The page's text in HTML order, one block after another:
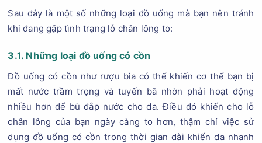
Sau đây là một số những loại đồ uống mà bạn nên tránh
khi đang gặp tình trạng lỗ chân lông to:
3.1. Những loại đồ uống có cồn
Đồ uống có cồn như rượu bia có thể khiến cơ thể bạn bị
mất nước trầm trọng và tuyến bã nhờn phải hoạt động
nhiều hơn để bù đắp nước cho da. Điều đó khiến cho lỗ
chân lông của bạn ngày càng to hơn, thậm chí việc sử
dụng đồ uống có cồn trong thời gian dài khiến da nhanh